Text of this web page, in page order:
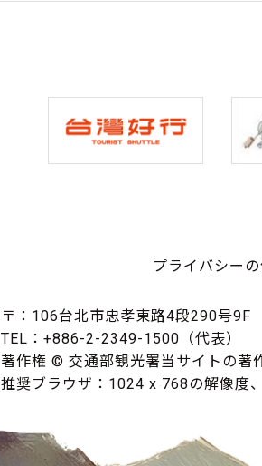
プライバシー
〒：106台北市忠孝東路4段290号9F
TEL：+886-2-2349-1500（代表）
著作権 © 交通部観光署当サイトの著
推奨ブラウザ：1024 x 768の解像度